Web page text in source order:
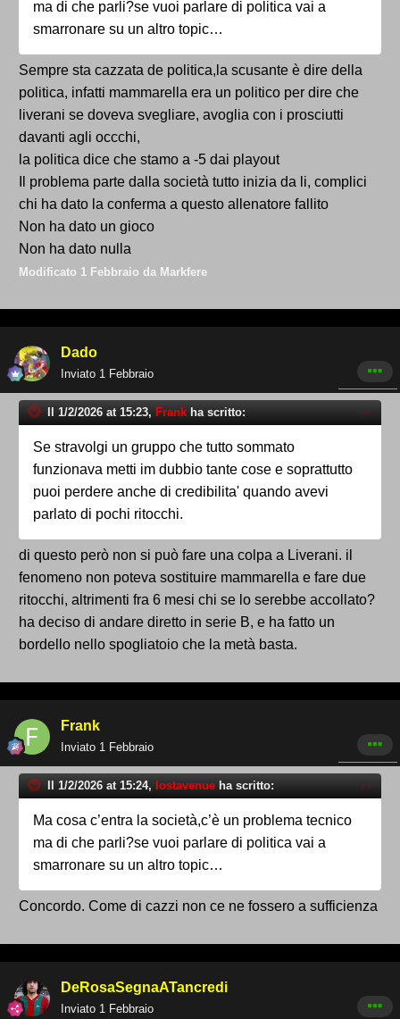
ma di che parli?se vuoi parlare di politica vai a
smarronare su un altro topic…
Sempre sta cazzata de politica,la scusante è dire della
politica, infatti mammarella era un politico per dire che
liverani se doveva svegliare, avoglia con i prosciutti
davanti agli occchi,
la politica dice che stamo a -5 dai playout
Il problema parte dalla società tutto inizia da li, complici
chi ha dato la conferma a questo allenatore fallito
Non ha dato un gioco
Non ha dato nulla
Modificato 1 Febbraio da Markfere
Dado
Inviato 1 Febbraio
Il 1/2/2026 at 15:23, Frank ha scritto:
Se stravolgi un gruppo che tutto sommato
funzionava metti im dubbio tante cose e soprattutto
puoi perdere anche di credibilita' quando avevi
parlato di pochi ritocchi.
di questo però non si può fare una colpa a Liverani. il
fenomeno non poteva sostituire mammarella e fare due
ritocchi, altrimenti fra 6 mesi chi se lo serebbe accollato?
ha deciso di andare diretto in serie B, e ha fatto un
bordello nello spogliatoio che la metà basta.
Frank
Inviato 1 Febbraio
Il 1/2/2026 at 15:24, lostavenue ha scritto:
Ma cosa c’entra la società,c’è un problema tecnico
ma di che parli?se vuoi parlare di politica vai a
smarronare su un altro topic…
Concordo. Come di cazzi non ce ne fossero a sufficienza
DeRosaSegnaATancredi
Inviato 1 Febbraio